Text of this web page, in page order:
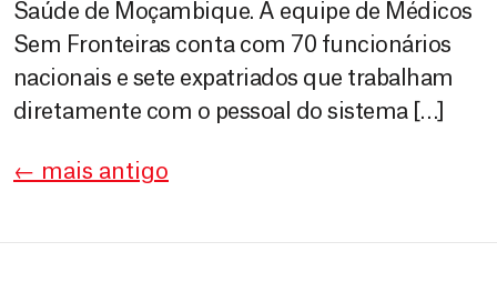
Saúde de Moçambique. A equipe de Médicos
Sem Fronteiras conta com 70 funcionários
nacionais e sete expatriados que trabalham
diretamente com o pessoal do sistema […]
← mais antigo